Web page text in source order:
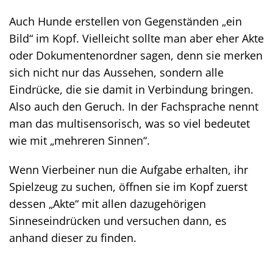
Auch Hunde erstellen von Gegenständen „ein
Bild“ im Kopf. Vielleicht sollte man aber eher Akte
oder Dokumentenordner sagen, denn sie merken
sich nicht nur das Aussehen, sondern alle
Eindrücke, die sie damit in Verbindung bringen.
Also auch den Geruch. In der Fachsprache nennt
man das multisensorisch, was so viel bedeutet
wie mit „mehreren Sinnen“.
Wenn Vierbeiner nun die Aufgabe erhalten, ihr
Spielzeug zu suchen, öffnen sie im Kopf zuerst
dessen „Akte“ mit allen dazugehörigen
Sinneseindrücken und versuchen dann, es
anhand dieser zu finden.